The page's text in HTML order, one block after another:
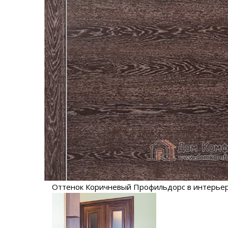
Оттенок Коричневый Профильдорс в